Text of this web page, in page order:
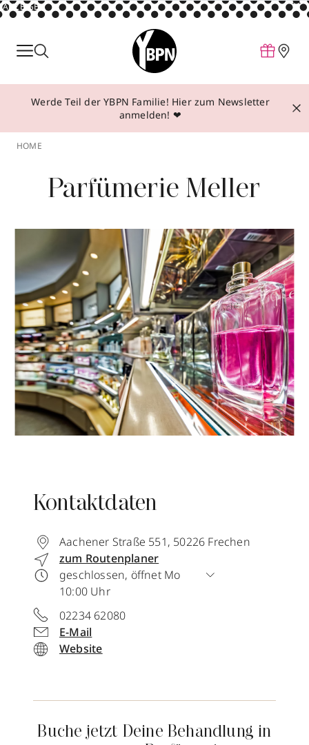
ANZEIGE
Parfum
Make-up
Behandlungen
Über YBPN
Aktionen
Storefinder
Werde Teil der YBPN Familie! Hier zum Newsletter
anmelden! ❤
HOME
Parfümerie Meller
Kontaktdaten
Aachener Straße 551, 50226 Frechen
zum Routenplaner
geschlossen, öffnet Mo
10:00 Uhr
02234 62080
E-Mail
Website
Buche jetzt Deine Behandlung in